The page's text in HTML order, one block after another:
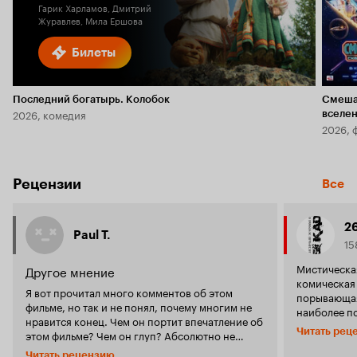
Билеты
Гарик Харламов, Дмитрий
Журавлев, Мила Ершова
Последний богатырь. Колобок
2026, комедия
2026,
Рецензии Все
Paul T.
Другое мнение
Я вот прочитал много комментов об этом
фильме, но так и не понял, почему многим не
нравится конец. Чем он портит впечатление об
этом фильме? Чем он глуп? Абсолютно не
согласен с этим. Как и с тем, что это фильм про
наиболее
Читать